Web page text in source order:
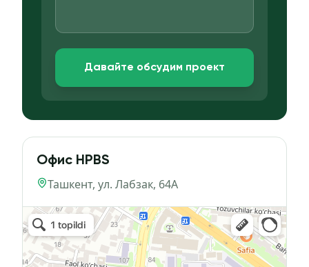
Давайте обсудим проект
Офис HPBS
Ташкент, ул. Лабзак, 64А